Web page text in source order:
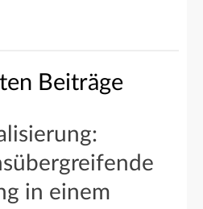
Beiträge
in einem